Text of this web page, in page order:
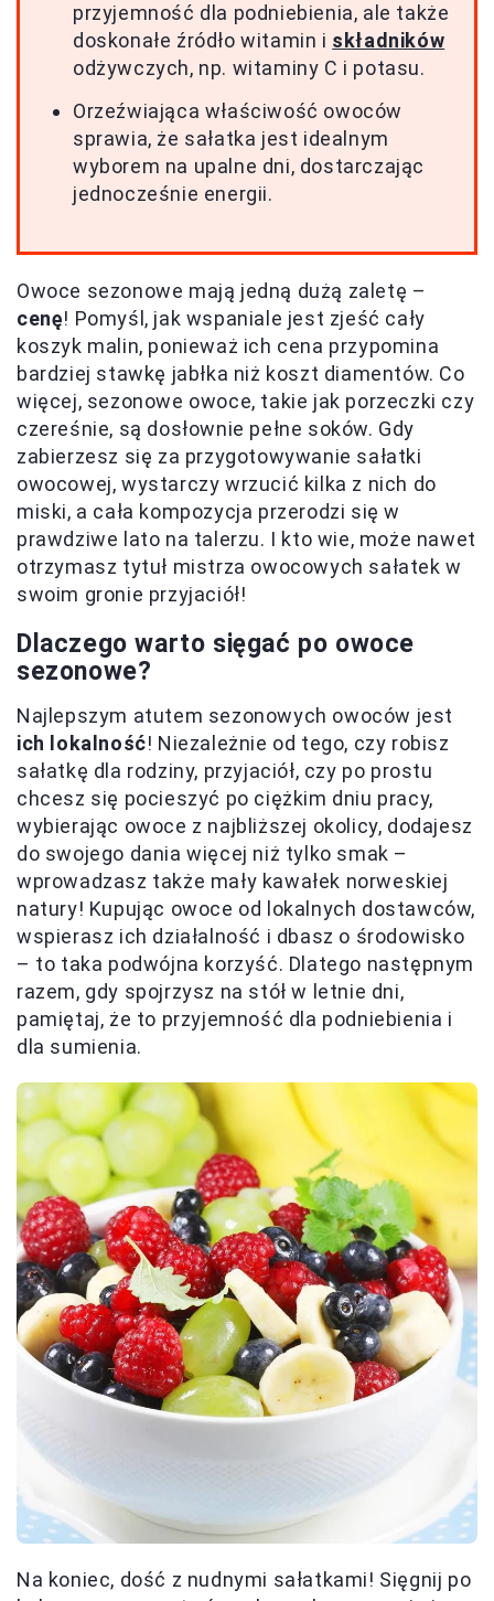
przyjemność dla podniebienia, ale także
doskonałe źródło witamin i składników
odżywczych, np. witaminy C i potasu.
Orzeźwiająca właściwość owoców
sprawia, że sałatka jest idealnym
wyborem na upalne dni, dostarczając
jednocześnie energii.
Owoce sezonowe mają jedną dużą zaletę –
cenę! Pomyśl, jak wspaniale jest zjeść cały
koszyk malin, ponieważ ich cena przypomina
bardziej stawkę jabłka niż koszt diamentów. Co
więcej, sezonowe owoce, takie jak porzeczki czy
czereśnie, są dosłownie pełne soków. Gdy
zabierzesz się za przygotowywanie sałatki
owocowej, wystarczy wrzucić kilka z nich do
miski, a cała kompozycja przerodzi się w
prawdziwe lato na talerzu. I kto wie, może nawet
otrzymasz tytuł mistrza owocowych sałatek w
swoim gronie przyjaciół!
Dlaczego warto sięgać po owoce
sezonowe?
Najlepszym atutem sezonowych owoców jest
ich lokalność! Niezależnie od tego, czy robisz
sałatkę dla rodziny, przyjaciół, czy po prostu
chcesz się pocieszyć po ciężkim dniu pracy,
wybierając owoce z najbliższej okolicy, dodajesz
do swojego dania więcej niż tylko smak –
wprowadzasz także mały kawałek norweskiej
natury! Kupując owoce od lokalnych dostawców,
wspierasz ich działalność i dbasz o środowisko
– to taka podwójna korzyść. Dlatego następnym
razem, gdy spojrzysz na stół w letnie dni,
pamiętaj, że to przyjemność dla podniebienia i
dla sumienia.
Na koniec, dość z nudnymi sałatkami! Sięgnij po